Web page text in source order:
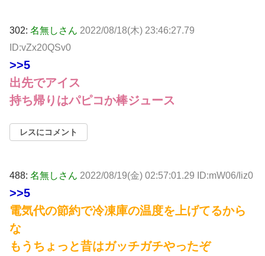
302: 名無しさん 2022/08/18(木) 23:46:27.79
ID:vZx20QSv0
>>5
出先でアイス
持ち帰りはパピコか棒ジュース
レスにコメント
488: 名無しさん 2022/08/19(金) 02:57:01.29 ID:mW06/Iiz0
>>5
電気代の節約で冷凍庫の温度を上げてるから
な
もうちょっと昔はガッチガチやったぞ